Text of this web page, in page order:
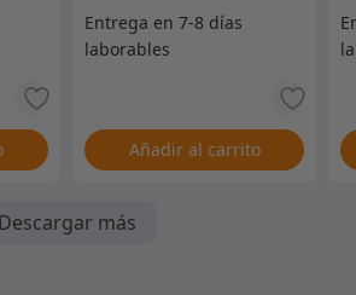
Añadir al carrito
Descargar más